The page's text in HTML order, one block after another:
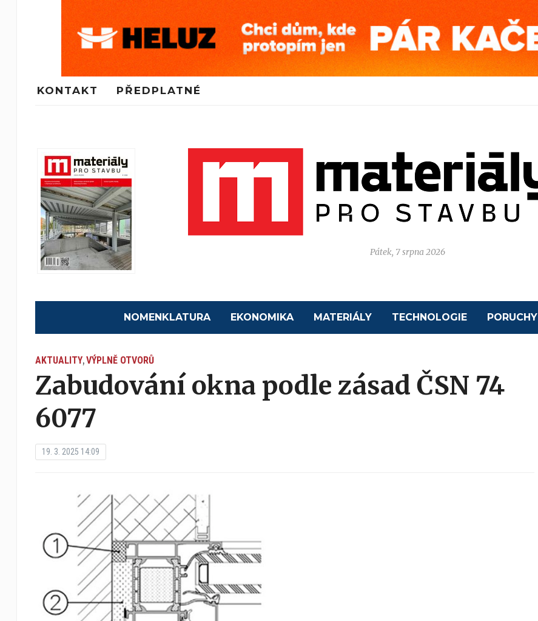
KONTAKT PŘEDPLATNÉ
Pátek, 7 srpna 2026
NOMENKLATURA EKONOMIKA MATERIÁLY TECHNOLOGIE PORUCHY
AKTUALITY,VÝPLNĚ OTVORŮ
Zabudování okna podle zásad ČSN 74
6077
19. 3. 2025 14:09